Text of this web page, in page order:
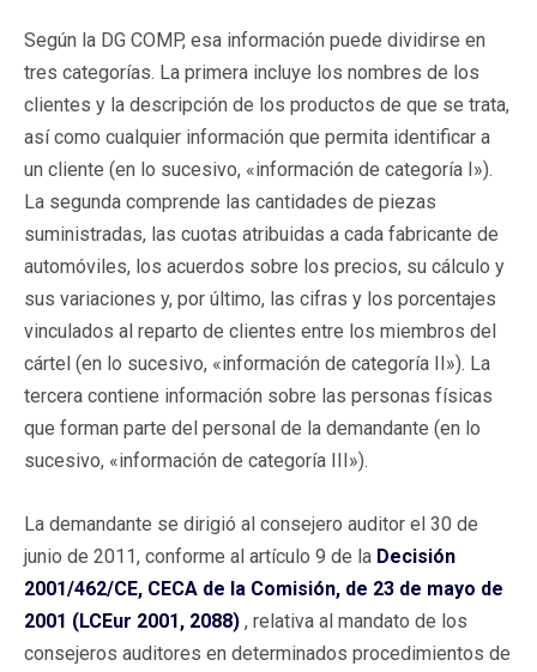
Según la DG COMP, esa información puede dividirse en
tres categorías. La primera incluye los nombres de los
clientes y la descripción de los productos de que se trata,
así como cualquier información que permita identificar a
un cliente (en lo sucesivo, «información de categoría I»).
La segunda comprende las cantidades de piezas
suministradas, las cuotas atribuidas a cada fabricante de
automóviles, los acuerdos sobre los precios, su cálculo y
sus variaciones y, por último, las cifras y los porcentajes
vinculados al reparto de clientes entre los miembros del
cártel (en lo sucesivo, «información de categoría II»). La
tercera contiene información sobre las personas físicas
que forman parte del personal de la demandante (en lo
sucesivo, «información de categoría III»).
La demandante se dirigió al consejero auditor el 30 de
junio de 2011, conforme al artículo 9 de la Decisión
2001/462/CE, CECA de la Comisión, de 23 de mayo de
2001 (LCEur 2001, 2088) , relativa al mandato de los
consejeros auditores en determinados procedimientos de